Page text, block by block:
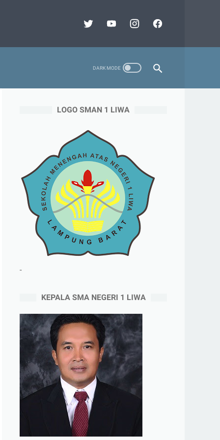
LOGO SMAN 1 LIWA
-
KEPALA SMA NEGERI 1 LIWA